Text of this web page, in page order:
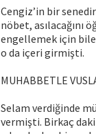
Cengiz’in bir
nöbet, asılacağını
engellemek için
o da içeri girmişti.
MUHABBETLE
Selam verdiğinde
vermişti. Birkaç